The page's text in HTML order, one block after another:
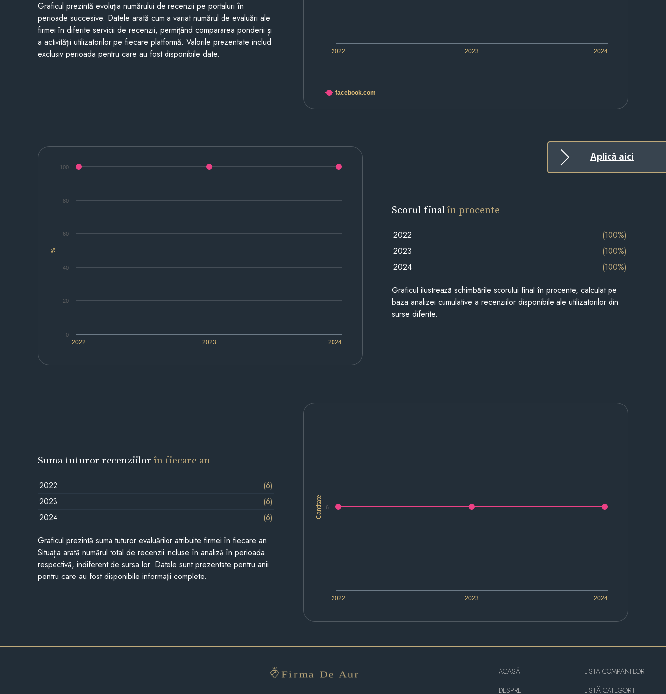
Aplică aici
2022 2023 2024
facebook.com
Graficul prezintă evoluția numărului de recenzii pe portaluri în
perioade succesive. Datele arată cum a variat numărul de evaluări ale
firmei în diferite servicii de recenzii, permițând compararea ponderii și
a activității utilizatorilor pe fiecare platformă. Valorile prezentate includ
exclusiv perioada pentru care au fost disponibile date.
%
2022 2023 2024
0
20
40
60
80
100
Scorul finalîn procente
2022
(100%)
2023
(100%)
2024
(100%)
Graficul ilustrează schimbările scorului final în procente, calculat pe
baza analizei cumulative a recenziilor disponibile ale utilizatorilor din
surse diferite.
Cantitate
2022 2023 2024
6
Suma tuturor recenziilorîn fiecare an
2022
(6)
2023
(6)
2024
(6)
Graficul prezintă suma tuturor evaluărilor atribuite firmei în fiecare an.
Situația arată numărul total de recenzii incluse în analiză în perioada
respectivă, indiferent de sursa lor. Datele sunt prezentate pentru anii
pentru care au fost disponibile informații complete.
ACASĂ
DESPRE
LISTA COMPANIILOR
LISTĂ CATEGORII